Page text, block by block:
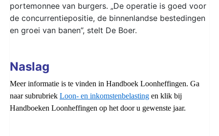
portemonnee van burgers. „De operatie is goed voor
de concurrentiepositie, de binnenlandse bestedingen
en groei van banen”, stelt De Boer.
Naslag
Meer informatie is te vinden in Handboek Loonheffingen. Ga
naar subrubriek Loon- en inkomstenbelasting en klik bij
Handboeken Loonheffingen op het door u gewenste jaar.